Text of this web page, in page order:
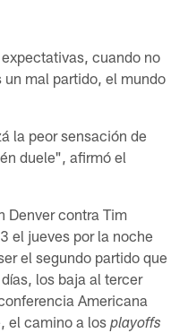
cuando no
mal partido, el mundo
la peor sensación de
duele", afirmó el
Denver contra Tim
el jueves por la noche
el segundo partido que
los baja al tercer
Americana
el camino a losplayoffs